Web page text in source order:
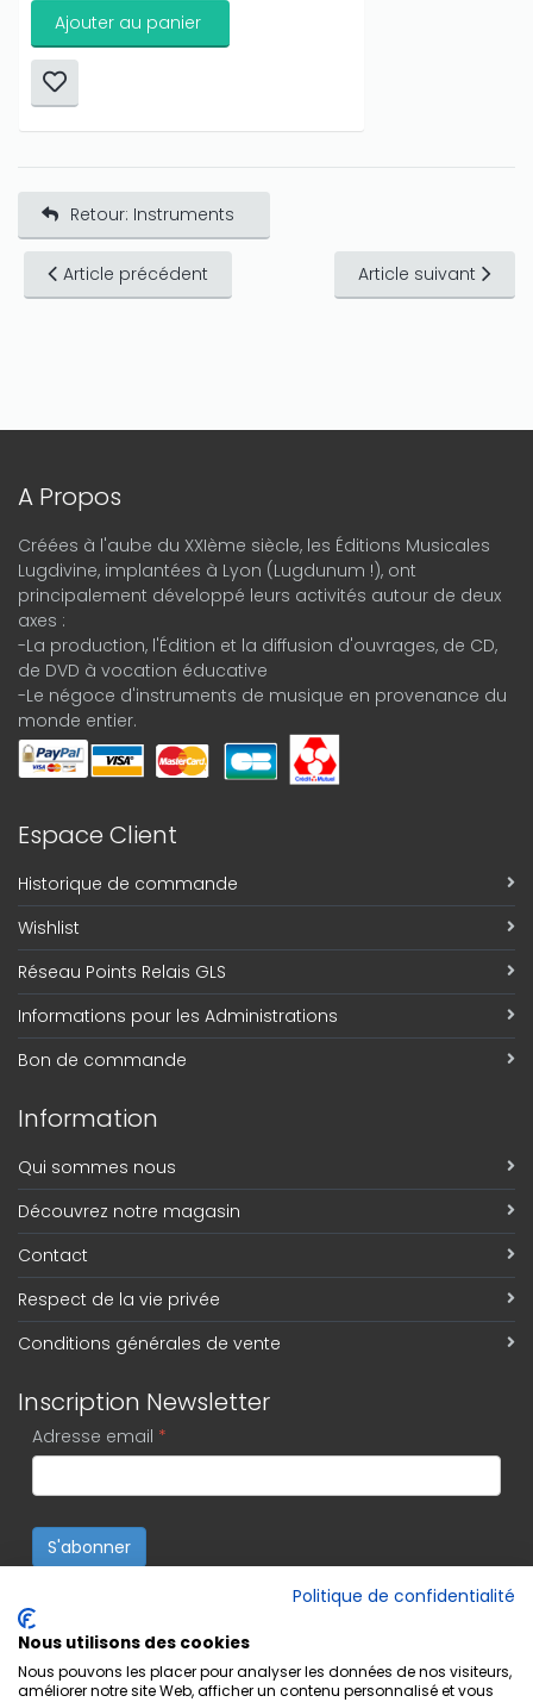
Ajouter au panier
Retour: Instruments
Article précédent Article suivant
A Propos
Créées à l'aube du XXIème siècle, les Éditions Musicales
Lugdivine, implantées à Lyon (Lugdunum !), ont
principalement développé leurs activités autour de deux
axes :
-La production, l'Édition et la diffusion d'ouvrages, de CD,
de DVD à vocation éducative
-Le négoce d'instruments de musique en provenance du
monde entier.
Espace Client
Historique de commande
Wishlist
Réseau Points Relais GLS
Informations pour les Administrations
Bon de commande
Information
Qui sommes nous
Découvrez notre magasin
Contact
Respect de la vie privée
Conditions générales de vente
Inscription Newsletter
Adresse email *
S'abonner
Politique de confidentialité
Nous utilisons des cookies
Nous pouvons les placer pour analyser les données de nos visiteurs,
améliorer notre site Web, afficher un contenu personnalisé et vous